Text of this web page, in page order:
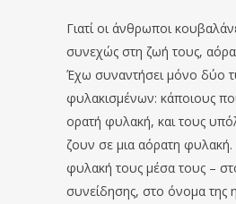
Γιατί οι άνθρωποι
συνεχώς στη ζωή τους,
Έχω συναντήσει μόνο δύο
φυλακισμένων: κάποιους
ορατή φυλακή, και τους
ζουν σε μια αόρατη
φυλακή τους μέσα τους –
συνείδησης, στο όνομα της